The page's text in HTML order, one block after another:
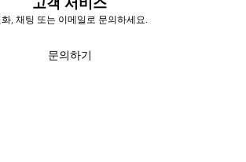
, 채팅 또는 이메일로 문의하세요.
문의하기